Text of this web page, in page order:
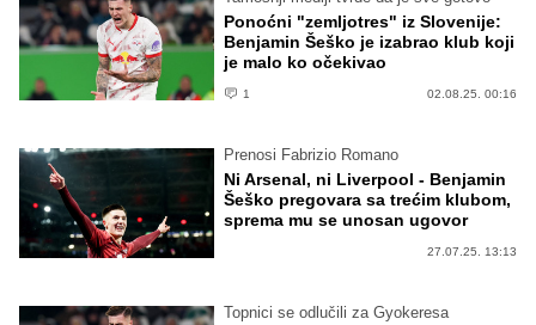
Ponoćni "zemljotres" iz Slovenije:
Benjamin Šeško je izabrao klub koji
je malo ko očekivao
1 02.08.25. 00:16
Prenosi Fabrizio Romano
Ni Arsenal, ni Liverpool - Benjamin
Šeško pregovara sa trećim klubom,
sprema mu se unosan ugovor
27.07.25. 13:13
Topnici se odlučili za Gyokeresa